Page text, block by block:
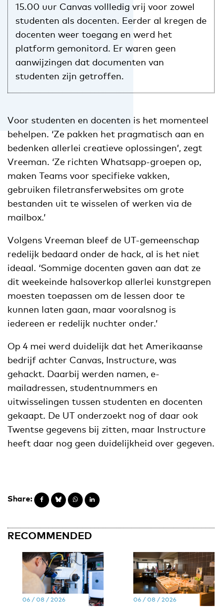
15.00 uur Canvas vollledig vrij voor zowel
studenten als docenten. Eerder al kregen de
docenten weer toegang en werd het
platform gemonitord. Er waren geen
aanwijzingen dat documenten van
studenten zijn getroffen.
Voor studenten en docenten is het momenteel
behelpen. ‘Ze pakken het pragmatisch aan en
bedenken allerlei creatieve oplossingen’, zegt
Vreeman. ‘Ze richten Whatsapp-groepen op,
maken Teams voor specifieke vakken,
gebruiken filetransferwebsites om grote
bestanden uit te wisselen of werken via de
mailbox.’
Volgens Vreeman bleef de UT-gemeenschap
redelijk bedaard onder de hack, al is het niet
ideaal. ‘Sommige docenten gaven aan dat ze
dit weekeinde halsoverkop allerlei kunstgrepen
moesten toepassen om de lessen door te
kunnen laten gaan, maar vooralsnog is
iedereen er redelijk nuchter onder.’
Op 4 mei werd duidelijk dat het Amerikaanse
bedrijf achter Canvas, Instructure, was
gehackt. Daarbij werden namen, e-
mailadressen, studentnummers en
uitwisselingen tussen studenten en docenten
gekaapt. De UT onderzoekt nog of daar ook
Twentse gegevens bij zitten, maar Instructure
heeft daar nog geen duidelijkheid over gegeven.
Share:
RECOMMENDED
06 / 08 / 2026 06 / 08 / 2026